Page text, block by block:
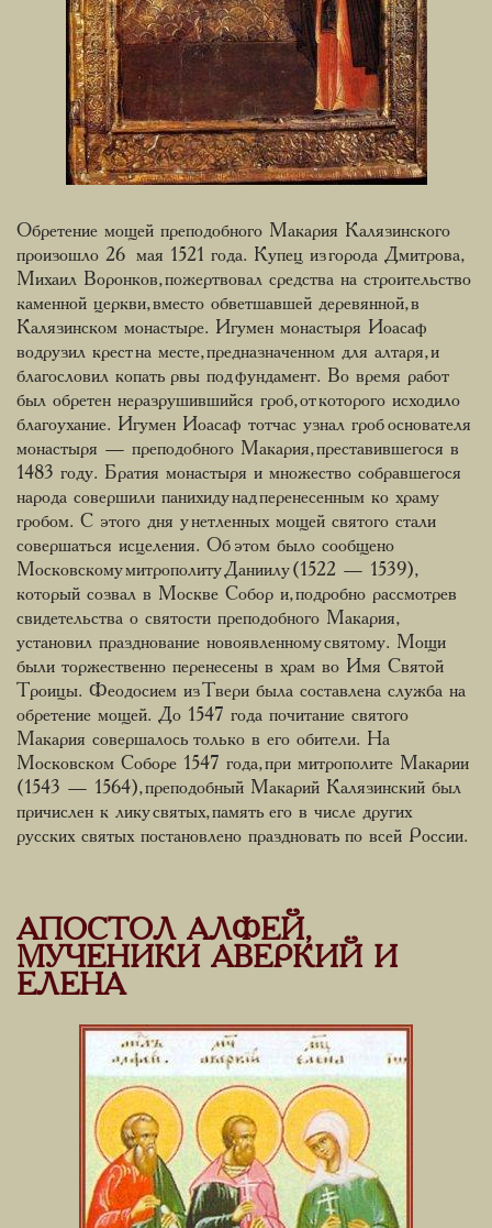
Обретение мощей преподобного Макария Калязинского
произошло 26 мая 1521 года. Купец из города Дмитрова,
Михаил Воронков, пожертвовал средства на строительство
каменной церкви, вместо обветшавшей деревянной, в
Калязинском монастыре. Игумен монастыря Иоасаф
водрузил крест на месте, предназначенном для алтаря, и
благословил копать рвы под фундамент. Во время работ
был обретен неразрушившийся гроб, от которого исходило
благоухание. Игумен Иоасаф тотчас узнал гроб основателя
монастыря — преподобного Макария, преставившегося в
1483 году. Братия монастыря и множество собравшегося
народа совершили панихиду над перенесенным ко храму
гробом. С этого дня у нетленных мощей святого стали
совершаться исцеления. Об этом было сообщено
Московскому митрополиту Даниилу (1522 — 1539),
который созвал в Москве Собор и, подробно рассмотрев
свидетельства о святости преподобного Макария,
установил празднование новоявленному святому. Мощи
были торжественно перенесены в храм во Имя Святой
Троицы. Феодосием из Твери была составлена служба на
обретение мощей. До 1547 года почитание святого
Макария совершалось только в его обители. На
Московском Соборе 1547 года, при митрополите Макарии
(1543 — 1564), преподобный Макарий Калязинский был
причислен к лику святых, память его в числе других
русских святых постановлено праздновать по всей России.
АПОСТОЛ АЛФЕЙ,
МУЧЕНИКИ АВЕРКИЙ И
ЕЛЕНА